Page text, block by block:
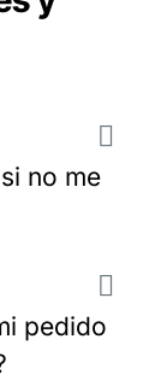
no me
pedido